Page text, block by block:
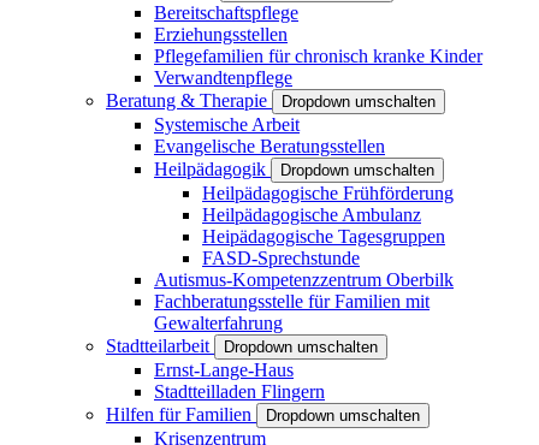
Bereitschaftspflege
Erziehungsstellen
Pflegefamilien für chronisch kranke Kinder
Verwandtenpflege
Beratung & Therapie
Dropdown umschalten
Systemische Arbeit
Evangelische Beratungsstellen
Heilpädagogik
Dropdown umschalten
Heilpädagogische Frühförderung
Heilpädagogische Ambulanz
Heipädagogische Tagesgruppen
FASD-Sprechstunde
Autismus-Kompetenzzentrum Oberbilk
Fachberatungsstelle für Familien mit
Gewalterfahrung
Stadtteilarbeit
Dropdown umschalten
Ernst-Lange-Haus
Stadtteilladen Flingern
Hilfen für Familien
Dropdown umschalten
Krisenzentrum